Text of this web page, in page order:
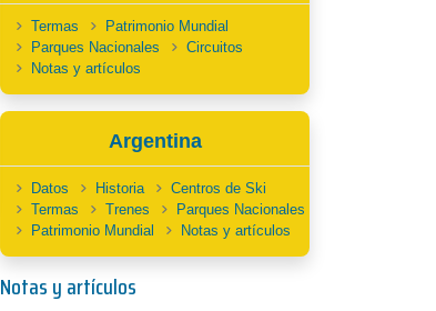
Termas
Patrimonio Mundial
Parques Nacionales
Circuitos
Notas y artículos
Argentina
Datos Historia
Centros de Ski
Termas
Trenes
Parques Nacionales
Patrimonio Mundial
Notas y artículos
Notas y artículos